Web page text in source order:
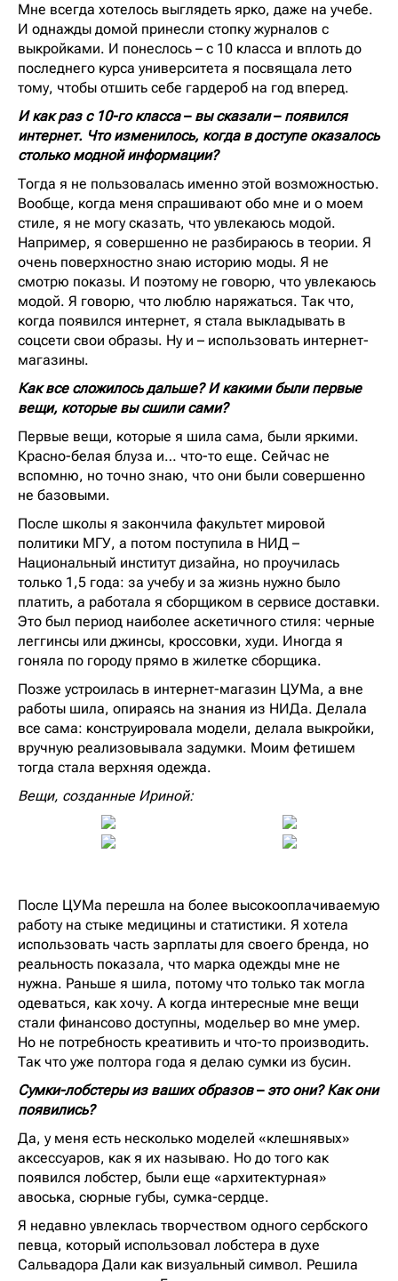
Мне всегда хотелось выглядеть ярко, даже на учебе.
И однажды домой принесли стопку журналов с
выкройками. И понеслось – с 10 класса и вплоть до
последнего курса университета я посвящала лето
тому, чтобы отшить себе гардероб на год вперед.
И как раз с 10-го класса– вы сказали– появился
интернет. Что изменилось, когда в доступе оказалось
столько модной информации?
Тогда я не пользовалась именно этой возможностью.
Вообще, когда меня спрашивают обо мне и о моем
стиле, я не могу сказать, что увлекаюсь модой.
Например, я совершенно не разбираюсь в теории. Я
очень поверхностно знаю историю моды. Я не
смотрю показы. И поэтому не говорю, что увлекаюсь
модой. Я говорю, что люблю наряжаться. Так что,
когда появился интернет, я стала выкладывать в
соцсети свои образы. Ну и – использовать интернет-
магазины.
Как все сложилось дальше? И какими были первые
вещи, которые вы сшили сами?
Первые вещи, которые я шила сама, были яркими.
Красно-белая блуза и… что-то еще. Сейчас не
вспомню, но точно знаю, что они были совершенно
не базовыми.
После школы я закончила факультет мировой
политики МГУ, а потом поступила в НИД –
Национальный институт дизайна, но проучилась
только 1,5 года: за учебу и за жизнь нужно было
платить, а работала я сборщиком в сервисе доставки.
Это был период наиболее аскетичного стиля: черные
леггинсы или джинсы, кроссовки, худи. Иногда я
гоняла по городу прямо в жилетке сборщика.
Позже устроилась в интернет-магазин ЦУМа, а вне
работы шила, опираясь на знания из НИДа. Делала
все сама: конструировала модели, делала выкройки,
вручную реализовывала задумки. Моим фетишем
тогда стала верхняя одежда.
Вещи, созданные Ириной:
После ЦУМа перешла на более высокооплачиваемую
работу на стыке медицины и статистики. Я хотела
использовать часть зарплаты для своего бренда, но
реальность показала, что марка одежды мне не
нужна. Раньше я шила, потому что только так могла
одеваться, как хочу. А когда интересные мне вещи
стали финансово доступны, модельер во мне умер.
Но не потребность креативить и что-то производить.
Так что уже полтора года я делаю сумки из бусин.
Сумки-лобстеры из ваших образов– это они? Как они
появились?
Да, у меня есть несколько моделей «клешнявых»
аксессуаров, как я их называю. Но до того как
появился лобстер, были еще «архитектурная»
авоська, сюрные губы, сумка-сердце.
Я недавно увлеклась творчеством одного сербского
певца, который использовал лобстера в духе
Сальвадора Дали как визуальный символ. Решила